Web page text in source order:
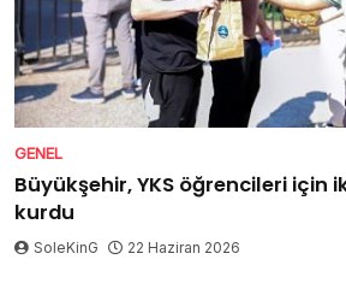
GENEL
Büyükşehir, YKS öğrencileri için
kurdu
SoleKinG 22 Haziran 2026